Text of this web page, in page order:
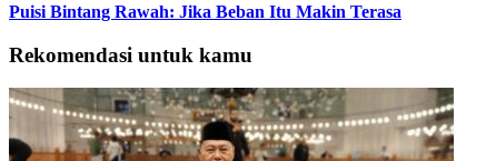
Puisi Bintang Rawah: Jika Beban Itu Makin Terasa
Rekomendasi untuk kamu